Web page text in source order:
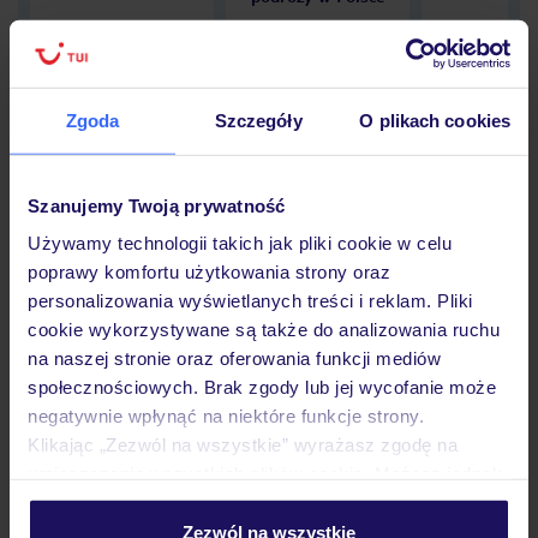
Zgoda Szczegóły O plikach cookies
Szanujemy Twoją prywatność
Używamy technologii takich jak pliki cookie w celu
poprawy komfortu użytkowania strony oraz
personalizowania wyświetlanych treści i reklam. Pliki
cookie wykorzystywane są także do analizowania ruchu
na naszej stronie oraz oferowania funkcji mediów
społecznościowych. Brak zgody lub jej wycofanie może
negatywnie wpłynąć na niektóre funkcje strony.
Klikając „Zezwól na wszystkie” wyrażasz zgodę na
personalizować swój wybór wchodząc w zakładkę
Zezwól na wszystkie
Hotel
Opinie
Pokoje
Wyżywienie
Atrakcje